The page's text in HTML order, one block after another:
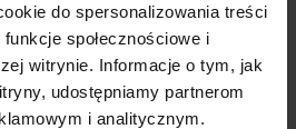
do spersonalizowania treści
społecznościowe i
witrynie. Informacje o tym, jak
udostępniamy partnerom
i analitycznym.
samochodów nie
za autami bez turbo.
układy kierownicze i